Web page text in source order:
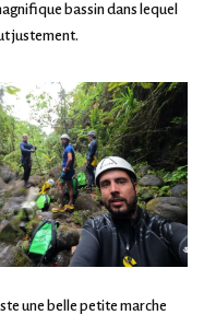
bassin dans lequel
justement.
une belle petite marche